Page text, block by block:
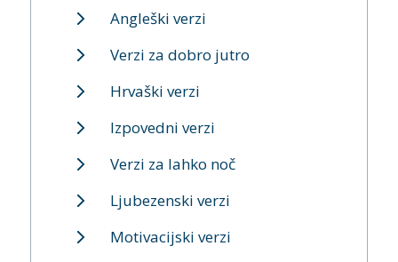
Angleški verzi
Verzi za dobro jutro
Hrvaški verzi
Izpovedni verzi
Verzi za lahko noč
Ljubezenski verzi
Motivacijski verzi